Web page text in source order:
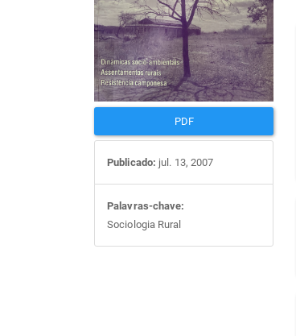
artigos
PDF
Publicado: jul. 13, 2007
Palavras-chave:
Sociologia Rural